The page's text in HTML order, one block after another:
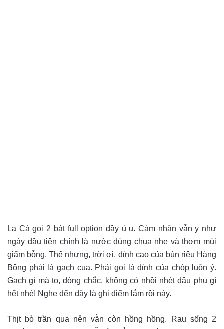
La Cà gọi 2 bát full option đầy ú ụ. Cảm nhận vẫn y như
ngày đầu tiên chính là nước dùng chua nhẹ và thơm mùi
giấm bỗng. Thế nhưng, trời ơi, đỉnh cao của bún riêu Hàng
Bông phải là gạch cua. Phải gọi là đỉnh của chóp luôn ý.
Gạch gì mà to, đóng chắc, không có nhồi nhét đậu phụ gì
hết nhé! Nghe đến đây là ghi điểm lắm rồi này.
Thịt bò trần qua nên vẫn còn hồng hồng. Rau sống 2